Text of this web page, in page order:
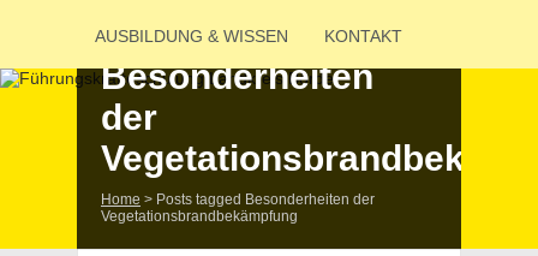
AUSBIL­DUNG & WISSEN KONTAKT
Besonderheiten
der
Home > Posts tagged Besonderheiten der
Vegetationsbrandbekämpfung